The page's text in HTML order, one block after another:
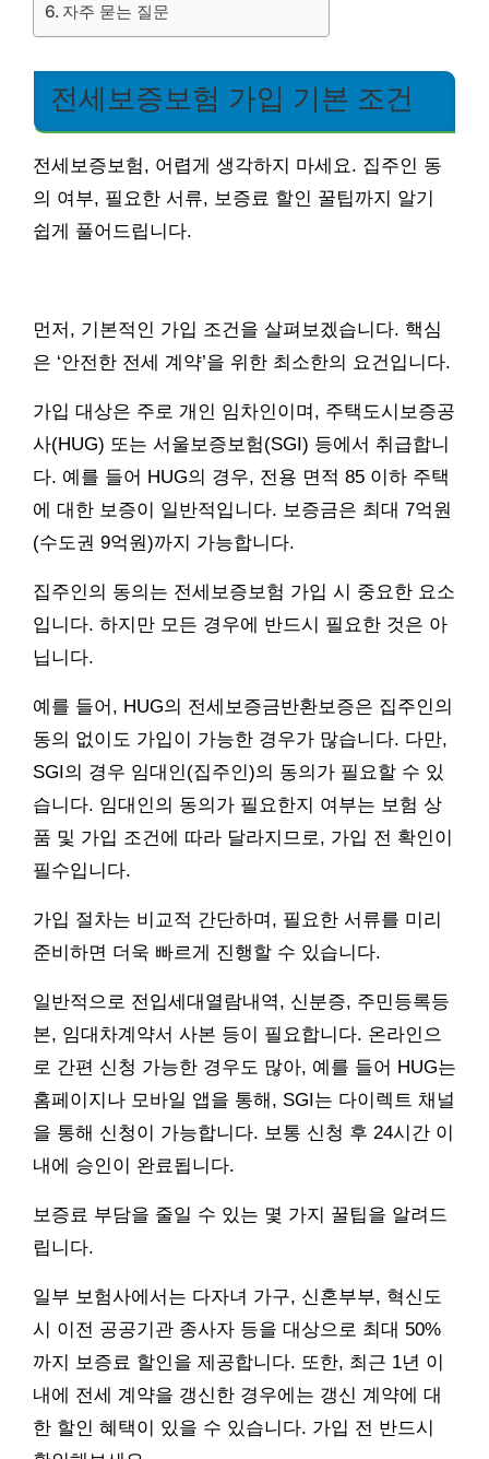
자주 묻는 질문
전세보증보험 가입 기본 조건
전세보증보험, 어렵게 생각하지 마세요. 집주인 동
의 여부, 필요한 서류, 보증료 할인 꿀팁까지 알기
쉽게 풀어드립니다.
먼저, 기본적인 가입 조건을 살펴보겠습니다. 핵심
은 ‘안전한 전세 계약’을 위한 최소한의 요건입니다.
가입 대상은 주로 개인 임차인이며, 주택도시보증공
사(HUG) 또는 서울보증보험(SGI) 등에서 취급합니
다. 예를 들어 HUG의 경우, 전용 면적 85 이하 주택
에 대한 보증이 일반적입니다. 보증금은 최대 7억원
(수도권 9억원)까지 가능합니다.
집주인의 동의는 전세보증보험 가입 시 중요한 요소
입니다. 하지만 모든 경우에 반드시 필요한 것은 아
닙니다.
예를 들어, HUG의 전세보증금반환보증은 집주인의
동의 없이도 가입이 가능한 경우가 많습니다. 다만,
SGI의 경우 임대인(집주인)의 동의가 필요할 수 있
습니다. 임대인의 동의가 필요한지 여부는 보험 상
품 및 가입 조건에 따라 달라지므로, 가입 전 확인이
필수입니다.
가입 절차는 비교적 간단하며, 필요한 서류를 미리
준비하면 더욱 빠르게 진행할 수 있습니다.
일반적으로 전입세대열람내역, 신분증, 주민등록등
본, 임대차계약서 사본 등이 필요합니다. 온라인으
로 간편 신청 가능한 경우도 많아, 예를 들어 HUG는
홈페이지나 모바일 앱을 통해, SGI는 다이렉트 채널
을 통해 신청이 가능합니다. 보통 신청 후 24시간 이
내에 승인이 완료됩니다.
보증료 부담을 줄일 수 있는 몇 가지 꿀팁을 알려드
립니다.
일부 보험사에서는 다자녀 가구, 신혼부부, 혁신도
시 이전 공공기관 종사자 등을 대상으로 최대 50%
까지 보증료 할인을 제공합니다. 또한, 최근 1년 이
내에 전세 계약을 갱신한 경우에는 갱신 계약에 대
한 할인 혜택이 있을 수 있습니다. 가입 전 반드시